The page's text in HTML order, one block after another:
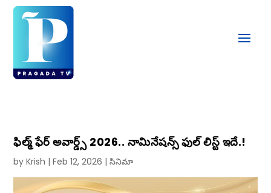
ఫిల్మ్‌ ఫేర్‌ అవార్డ్స్‌ 2026.. నామినేషన్స్ ఫుల్ లిస్ట్ ఇదే.!
byKrish |Feb 12, 2026 |సినిమా